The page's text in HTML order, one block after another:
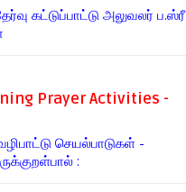
கட்​டுப்​பாட்டு அலு​வலர் ப.ஸ்ரீ
Prayer Activities -
செயல்பாடுகள் -
: